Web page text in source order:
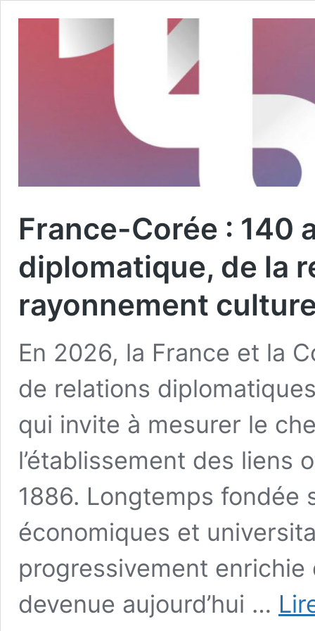
France-Corée : 140
diplomatique, de la
rayonnement
En 2026, la France et la
de relations
qui invite à mesurer le
l’établissement des liens
1886. Longtemps fondée
économiques et
progressivement enrichie
devenue aujourd’hui …